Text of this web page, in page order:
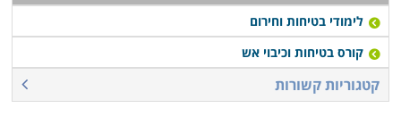
לימודי בטיחות וחירום
קורס בטיחות וכיבוי אש
קטגוריות קשורות